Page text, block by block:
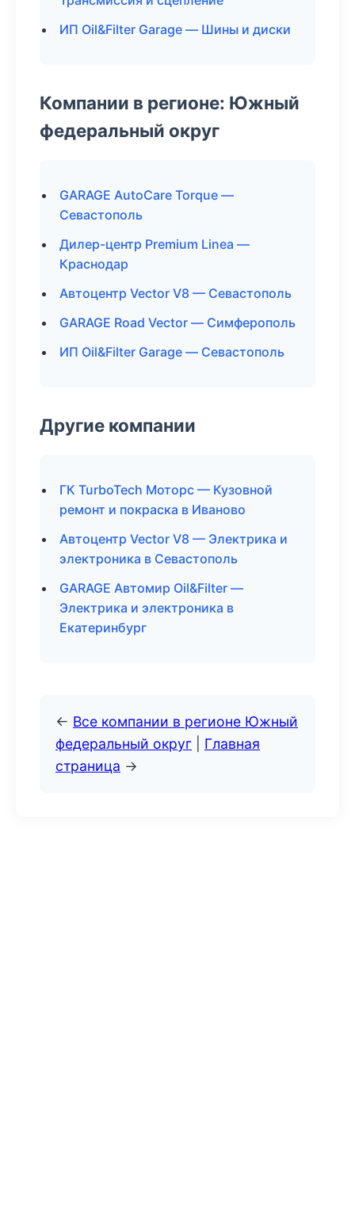
ИП Oil&Filter Garage — Шины и диски
Компании в регионе: Южный
федеральный округ
GARAGE AutoCare Torque —
Севастополь
Дилер-центр Premium Linea —
Краснодар
Автоцентр Vector V8 — Севастополь
GARAGE Road Vector — Симферополь
ИП Oil&Filter Garage — Севастополь
Другие компании
ГК TurboTech Моторс — Кузовной
ремонт и покраска в Иваново
Автоцентр Vector V8 — Электрика и
электроника в Севастополь
GARAGE Автомир Oil&Filter —
Электрика и электроника в
Екатеринбург
← Все компании в регионе Южный
федеральный округ
Главная
страница →